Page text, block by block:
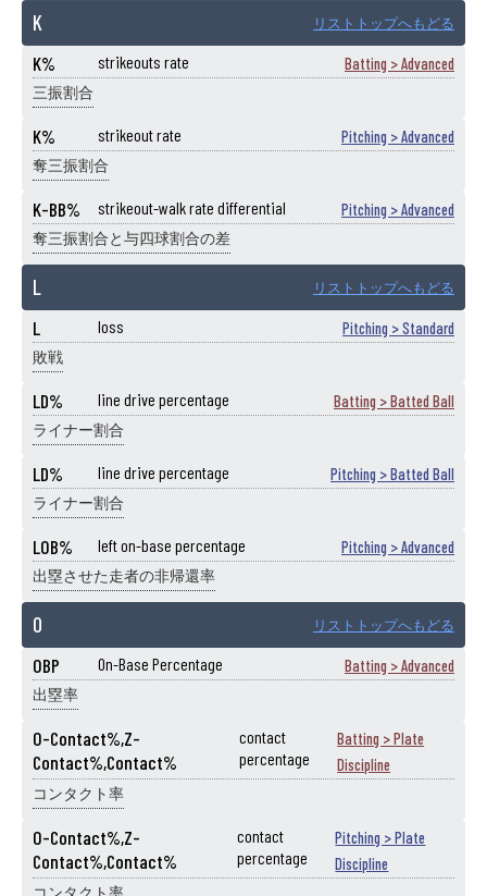
K リストトップへもどる
K% strikeouts rate Batting > Advanced
三振割合
K% strikeout rate Pitching > Advanced
奪三振割合
K-BB% strikeout-walk rate differential Pitching > Advanced
奪三振割合と与四球割合の差
L リストトップへもどる
L loss Pitching > Standard
敗戦
LD% line drive percentage Batting > Batted Ball
ライナー割合
LD% line drive percentage Pitching > Batted Ball
ライナー割合
LOB% left on-base percentage Pitching > Advanced
出塁させた走者の非帰還率
O リストトップへもどる
OBP On-Base Percentage Batting > Advanced
出塁率
O-Contact%,Z-
Contact%,Contact%
contact
percentage
Batting > Plate
Discipline
コンタクト率
O-Contact%,Z-
Contact%,Contact%
contact
percentage
Pitching > Plate
Discipline